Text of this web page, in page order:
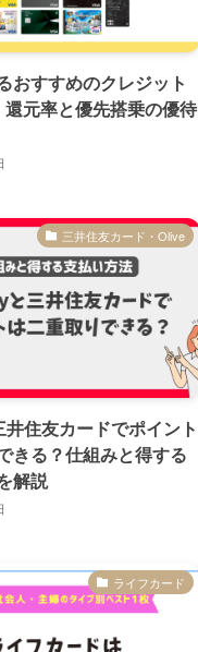
おすすめのクレジット
元率と優先搭乗の優待
三井住友カード・Olive
住友カードでポイント
きる？仕組みと得する
解説
ライフカード